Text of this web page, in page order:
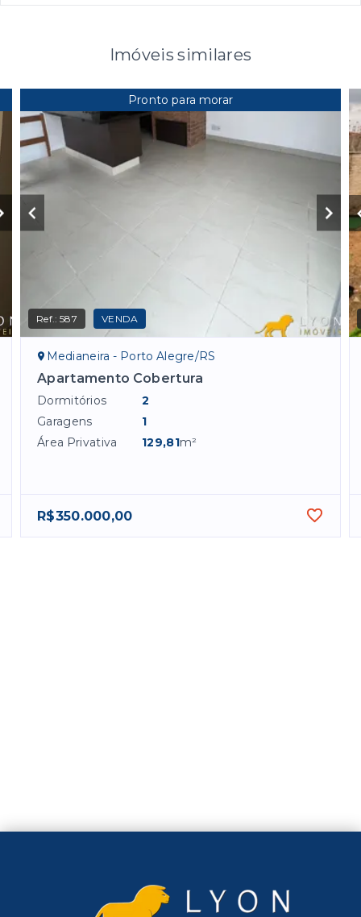
Imóveis similares
Pronto para morar
Ref.:587 VENDA
Medianeira - Porto Alegre/RS
Apartamento Cobertura
Dormitórios
2
Garagens
1
Área Privativa
129,81m²
R$350.000,00